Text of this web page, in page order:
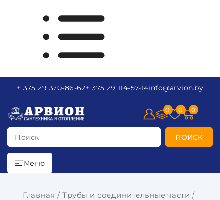
+ 375 29 320-86-62+ 375 29 114-57-14info@arvion.by
Поиск ПОИСК
0 0 0
Меню
Главная
Трубы и соединительные части